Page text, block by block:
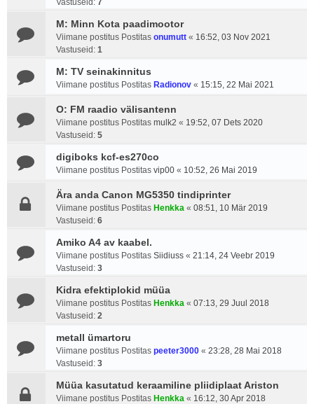
Vastuseid: 7
M: Minn Kota paadimootor
Viimane postitus Postitas onumutt « 16:52, 03 Nov 2021
Vastuseid: 1
M: TV seinakinnitus
Viimane postitus Postitas Radionov « 15:15, 22 Mai 2021
O: FM raadio välisantenn
Viimane postitus Postitas mulk2 « 19:52, 07 Dets 2020
Vastuseid: 5
digiboks kcf-es270co
Viimane postitus Postitas vip00 « 10:52, 26 Mai 2019
Ära anda Canon MG5350 tindiprinter
Viimane postitus Postitas Henkka « 08:51, 10 Mär 2019
Vastuseid: 6
Amiko A4 av kaabel.
Viimane postitus Postitas Siidiuss « 21:14, 24 Veebr 2019
Vastuseid: 3
Kidra efektiplokid müüa
Viimane postitus Postitas Henkka « 07:13, 29 Juul 2018
Vastuseid: 2
metall ümartoru
Viimane postitus Postitas peeter3000 « 23:28, 28 Mai 2018
Vastuseid: 3
Müüa kasutatud keraamiline pliidiplaat Ariston
Viimane postitus Postitas Henkka « 16:12, 30 Apr 2018